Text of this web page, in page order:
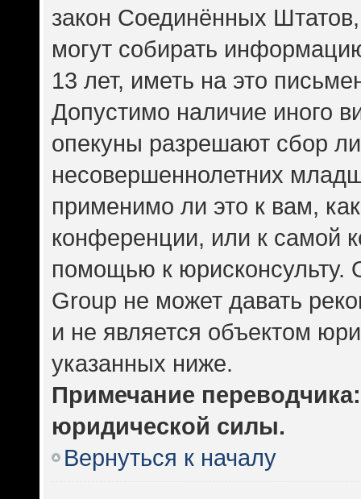
закон Соединённых
могут собирать
13 лет, иметь на это
Допустимо наличие иного
опекуны разрешают сбор
несовершеннолетних
применимо ли это к вам,
конференции, или к самой
помощью к юрисконсульту.
Group не может давать
и не является объектом
указанных ниже.
Примечание
юридической силы.
Вернуться к началу